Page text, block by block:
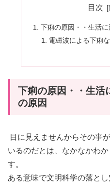
目次
下痢の原因・・生活
電磁波による下痢
下痢の原因・・生活
の原因
目に見えませんからその事が
いるのだとは、なかなかわ
す。
ある意味で文明科学の落とし